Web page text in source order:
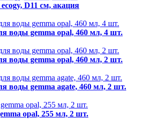
D11 см, акация
воды gemma opal, 460 мл, 4 шт.
воды gemma opal, 460 мл, 2 шт.
воды gemma agate, 460 мл, 2 шт.
opal, 255 мл, 2 шт.